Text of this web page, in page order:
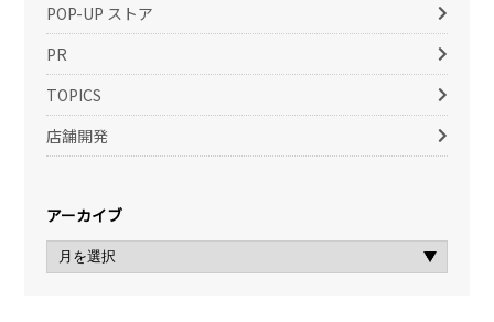
POP-UP ストア
PR
TOPICS
店舗開発
アーカイブ